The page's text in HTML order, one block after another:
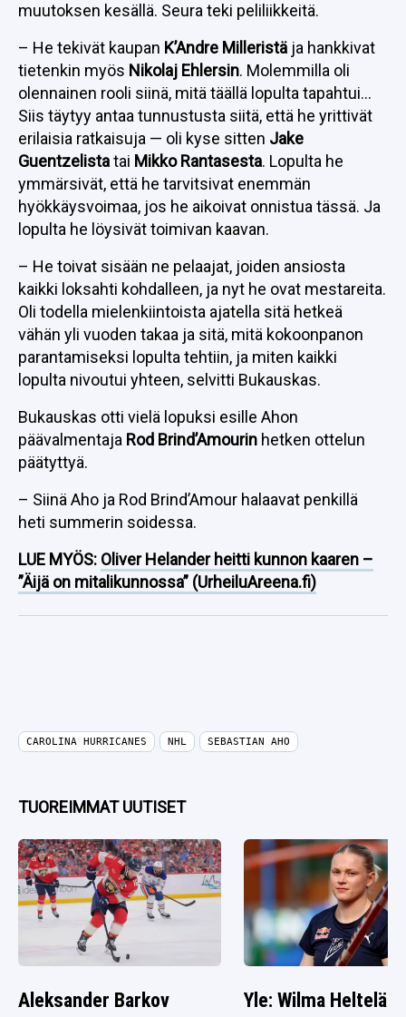
muutoksen kesällä. Seura teki peliliikkeitä.
– He tekivät kaupan K’Andre Milleristä ja hankkivat
tietenkin myös Nikolaj Ehlersin. Molemmilla oli
olennainen rooli siinä, mitä täällä lopulta tapahtui…
Siis täytyy antaa tunnustusta siitä, että he yrittivät
erilaisia ratkaisuja — oli kyse sitten Jake
Guentzelistatai Mikko Rantasesta. Lopulta he
ymmärsivät, että he tarvitsivat enemmän
hyökkäysvoimaa, jos he aikoivat onnistua tässä. Ja
lopulta he löysivät toimivan kaavan.
– He toivat sisään ne pelaajat, joiden ansiosta
kaikki loksahti kohdalleen, ja nyt he ovat mestareita.
Oli todella mielenkiintoista ajatella sitä hetkeä
vähän yli vuoden takaa ja sitä, mitä kokoonpanon
parantamiseksi lopulta tehtiin, ja miten kaikki
lopulta nivoutui yhteen, selvitti Bukauskas.
Bukauskas otti vielä lopuksi esille Ahon
päävalmentaja Rod Brind’Amourin hetken ottelun
päätyttyä.
– Siinä Aho ja Rod Brind’Amour halaavat penkillä
heti summerin soidessa.
LUE MYÖS: Oliver Helander heitti kunnon kaaren –
”Äijä on mitalikunnossa” (UrheiluAreena.fi)
CAROLINA HURRICANES NHL SEBASTIAN AHO
TUOREIMMAT UUTISET
Aleksander Barkov
Yle: Wilma Heltelän